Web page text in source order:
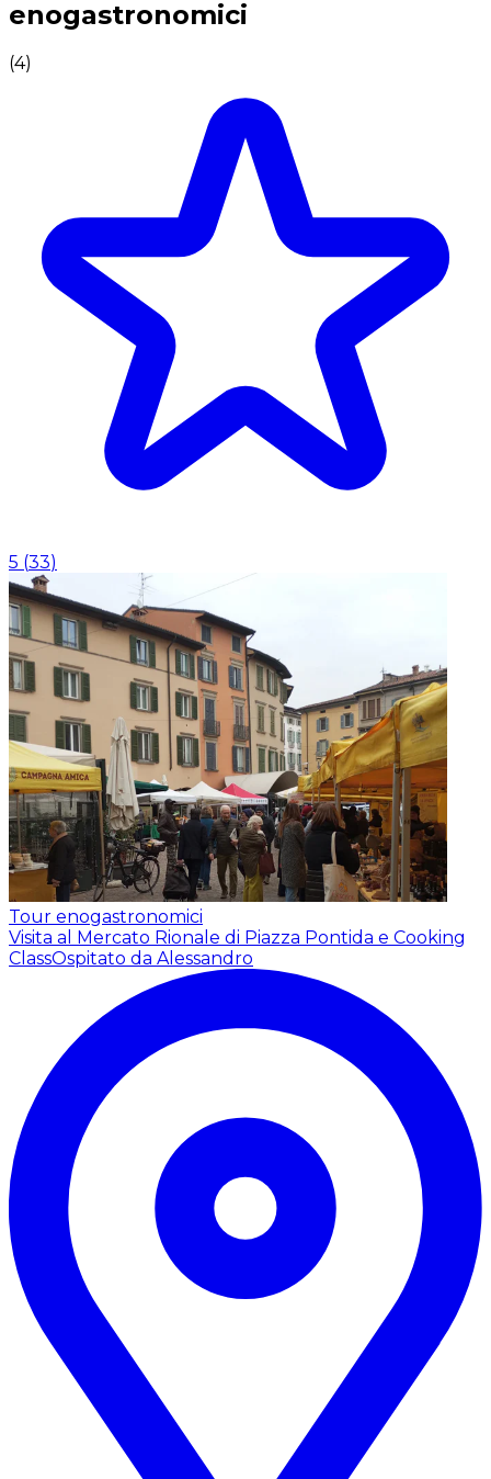
enogastronomici
(4)
5 (33)
Tour enogastronomici
Visita al Mercato Rionale di Piazza Pontida e Cooking
ClassOspitato da Alessandro